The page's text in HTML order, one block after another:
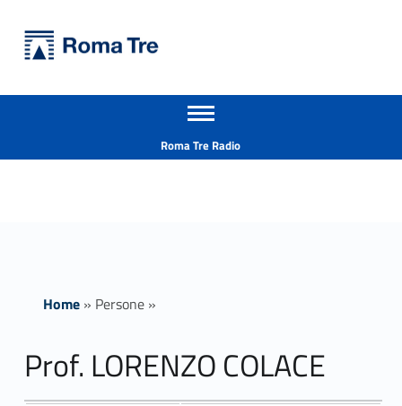
Prof. LORENZO COLACE - Università Roma Tre
Apri il menu secondario
Roma Tre Radio
Home» Persone»
Prof. LORENZO COLACE